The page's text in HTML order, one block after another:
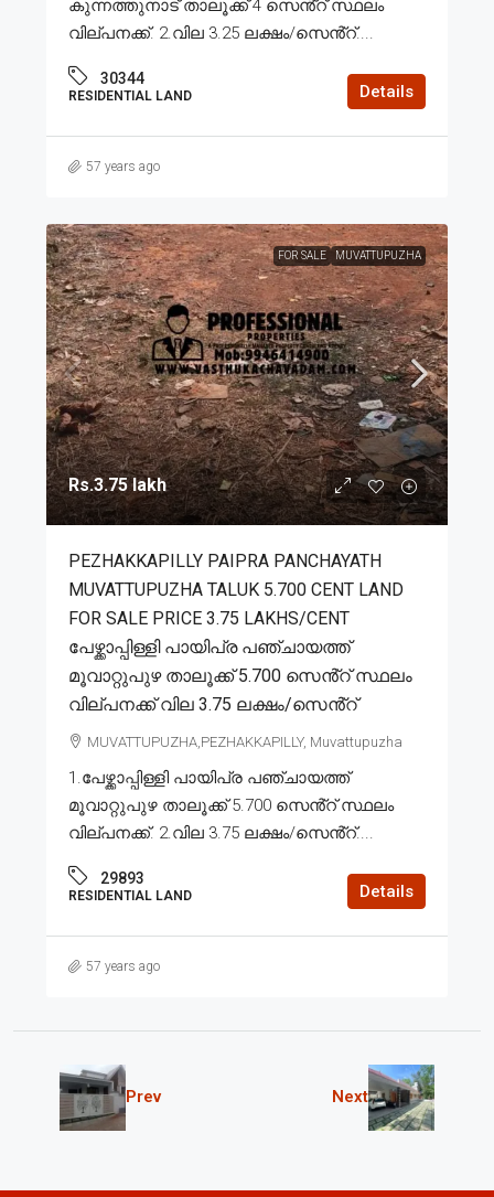
കുന്നത്തുനാട് താലൂക്ക് 4 സെൻ്റ് സ്ഥലം
വില്പനക്ക്. 2.വില 3.25 ലക്ഷം/സെൻ്റ്....
30344
RESIDENTIAL LAND Details
57 years ago
FOR SALE MUVATTUPUZHA
Rs.3.75 lakh
PEZHAKKAPILLY PAIPRA PANCHAYATH
MUVATTUPUZHA TALUK 5.700 CENT LAND
FOR SALE PRICE 3.75 LAKHS/CENT
പേഴ്ക്കാപ്പിള്ളി പായിപ്ര പഞ്ചായത്ത്
മൂവാറ്റുപുഴ താലൂക്ക് 5.700 സെൻ്റ് സ്ഥലം
വില്പനക്ക് വില 3.75 ലക്ഷം/സെൻ്റ്
MUVATTUPUZHA,PEZHAKKAPILLY, Muvattupuzha
1.പേഴ്ക്കാപ്പിള്ളി പായിപ്ര പഞ്ചായത്ത്
മൂവാറ്റുപുഴ താലൂക്ക് 5.700 സെൻ്റ് സ്ഥലം
വില്പനക്ക്. 2.വില 3.75 ലക്ഷം/സെൻ്റ്....
29893
RESIDENTIAL LAND Details
57 years ago
Prev Next